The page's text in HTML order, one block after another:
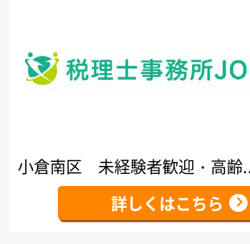
小倉南区 未経験者歓迎・高齢
詳しくはこちら